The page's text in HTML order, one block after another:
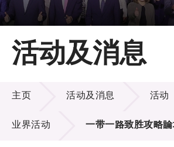
主页
关于LSCM
技术商品化
项目及资助计划
活动及消息
活动及消息
活动及消息
主页 活动及消息 活动
业界活动 一带一路致胜攻略